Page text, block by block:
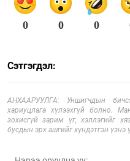
0 0 0
Сэтгэгдэл:
АНХААРУУЛГА: Уншигчдын
хариуцлага хүлээхгүй болно.
зохисгүй зарим үг, хэллэгийг
бусдын эрх ашгийг хүндэтгэн үзнэ